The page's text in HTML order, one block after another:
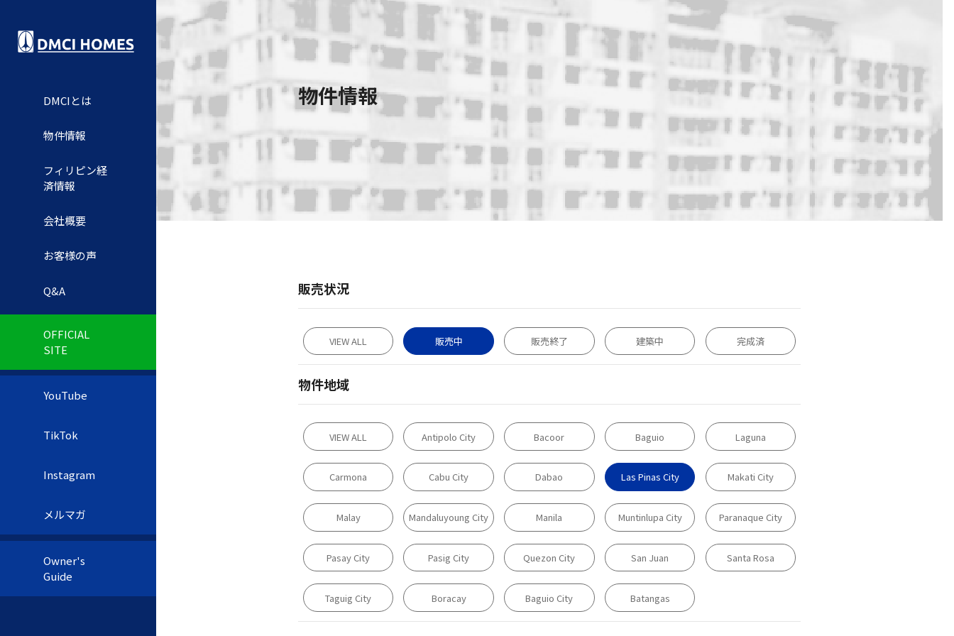
DMCIとは
物件情報
フィリピン経
済情報
会社概要
お客様の声
Q&A
OFFICIAL
SITE
YouTube
TikTok
Instagram
メルマガ
Owner's
Guide
物件情報
販売状況
VIEW ALL 販売中 販売終了 建築中 完成済
物件地域
VIEW ALL Antipolo City Bacoor Baguio Laguna
Carmona Cabu City Dabao Las Pinas City Makati City
Malay Mandaluyoung City Manila Muntinlupa City Paranaque City
Pasay City Pasig City Quezon City San Juan Santa Rosa
Taguig City Boracay Baguio City Batangas